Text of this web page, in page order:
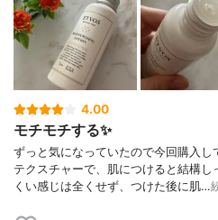
4.00
モチモチする✨
ずっと気になっていたので今回購入
テクスチャーで、肌につけると結構
くい感じは全くせず、つけた後に肌…